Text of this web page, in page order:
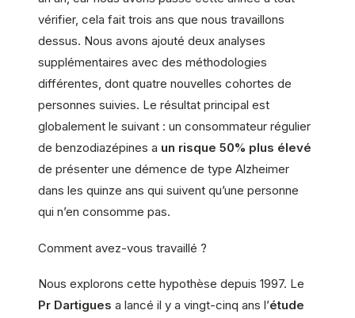
vérifier, cela fait trois ans que nous travaillons
dessus. Nous avons ajouté deux analyses
supplémentaires avec des méthodologies
différentes, dont quatre nouvelles cohortes de
personnes suivies. Le résultat principal est
globalement le suivant : un consommateur régulier
de benzodiazépines a un risque 50% plus élevé
de présenter une démence de type Alzheimer
dans les quinze ans qui suivent qu’une personne
qui n’en consomme pas.
Comment avez-vous travaillé ?
Nous explorons cette hypothèse depuis 1997. Le
Pr Dartigues a lancé il y a vingt-cinq ans l’étude